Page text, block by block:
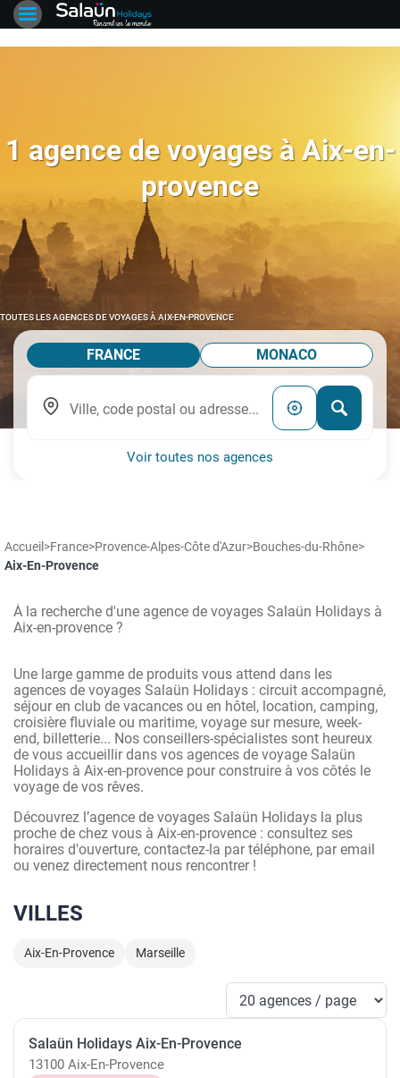
1 agence de voyages à Aix-en-
provence
TOUTES LES AGENCES DE VOYAGES À AIX-EN-PROVENCE
FRANCE MONACO
Voir toutes nos agences
Accueil >France>Provence-Alpes-Côte d'Azur>Bouches-du-Rhône>
Aix-En-Provence
À la recherche d'une agence de voyages Salaün Holidays à
Aix-en-provence ?
Une large gamme de produits vous attend dans les
agences de voyages Salaün Holidays : circuit accompagné,
séjour en club de vacances ou en hôtel, location, camping,
croisière fluviale ou maritime, voyage sur mesure, week-
end, billetterie... Nos conseillers-spécialistes sont heureux
de vous accueillir dans vos agences de voyage Salaün
Holidays à Aix-en-provence pour construire à vos côtés le
voyage de vos rêves.
Découvrez l’agence de voyages Salaün Holidays la plus
proche de chez vous à Aix-en-provence : consultez ses
horaires d'ouverture, contactez-la par téléphone, par email
ou venez directement nous rencontrer !
VILLES
Aix-En-Provence Marseille
Salaün Holidays Aix-En-Provence
13100 Aix-En-Provence